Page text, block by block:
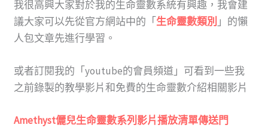
我很高興大家對於我的生命靈數系統有興趣，我會建
議大家可以先從官方網站中的「生命靈數類別 」的懶
人包文章先進行學習。
或者訂閱我的「youtube的會員頻道」可看到一些我
之前錄製的教學影片和免費的生命靈數介紹相關影片
Amethyst儷兒生命靈數系列影片播放清單傳送門